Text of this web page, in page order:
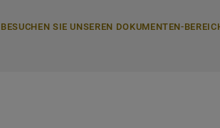
BESUCHEN SIE UNSEREN DOKUMENTEN-